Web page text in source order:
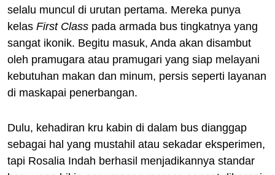
selalu muncul di urutan pertama. Mereka punya
kelas First Class pada armada bus tingkatnya yang
sangat ikonik. Begitu masuk, Anda akan disambut
oleh pramugara atau pramugari yang siap melayani
kebutuhan makan dan minum, persis seperti layanan
di maskapai penerbangan.
Dulu, kehadiran kru kabin di dalam bus dianggap
sebagai hal yang mustahil atau sekadar eksperimen,
tapi Rosalia Indah berhasil menjadikannya standar